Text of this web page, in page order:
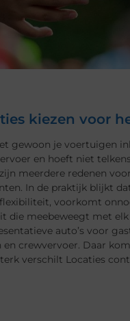
kiezen voor
gewoon je voertuigen
en hoeft niet
meerdere redenen
In de praktijk blijkt
voorkomt
meebeweegt met elk
auto’s voor
crewvervoer. Daar
verschilt Locaties